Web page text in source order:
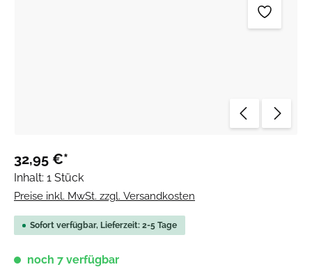
32,95 €*
Inhalt: 1 Stück
Preise inkl. MwSt. zzgl. Versandkosten
Sofort verfügbar, Lieferzeit: 2-5 Tage
noch 7 verfügbar